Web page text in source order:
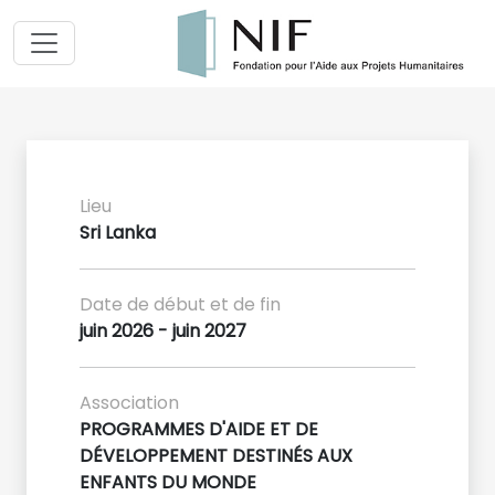
Lieu
Sri Lanka
Date de début et de fin
juin 2026 - juin 2027
Association
PROGRAMMES D'AIDE ET DE
DÉVELOPPEMENT DESTINÉS AUX
ENFANTS DU MONDE